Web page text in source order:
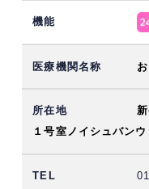
１号室ノイシュバン